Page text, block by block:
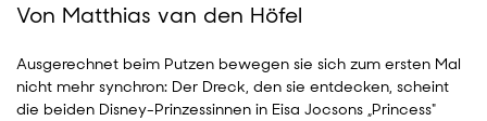
Von Matthias van den Höfel
Ausgerechnet beim Putzen bewegen sie sich zum ersten Mal
nicht mehr synchron: Der Dreck, den sie entdecken, scheint
die beiden Disney-Prinzessinnen in Eisa Jocsons „Princess"